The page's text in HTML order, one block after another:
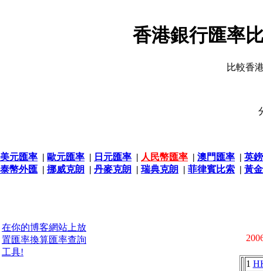
香港銀行匯率
比較香
美元匯率 | 歐元匯率 | 日元匯率 | 人民幣匯率 | 澳門匯率 | 英
泰幣外匯 | 挪威克朗 | 丹麥克朗 | 瑞典克朗 | 菲律賓比索 | 黃
在你的博客網站上放
置匯率換算匯率查詢
工具!
1